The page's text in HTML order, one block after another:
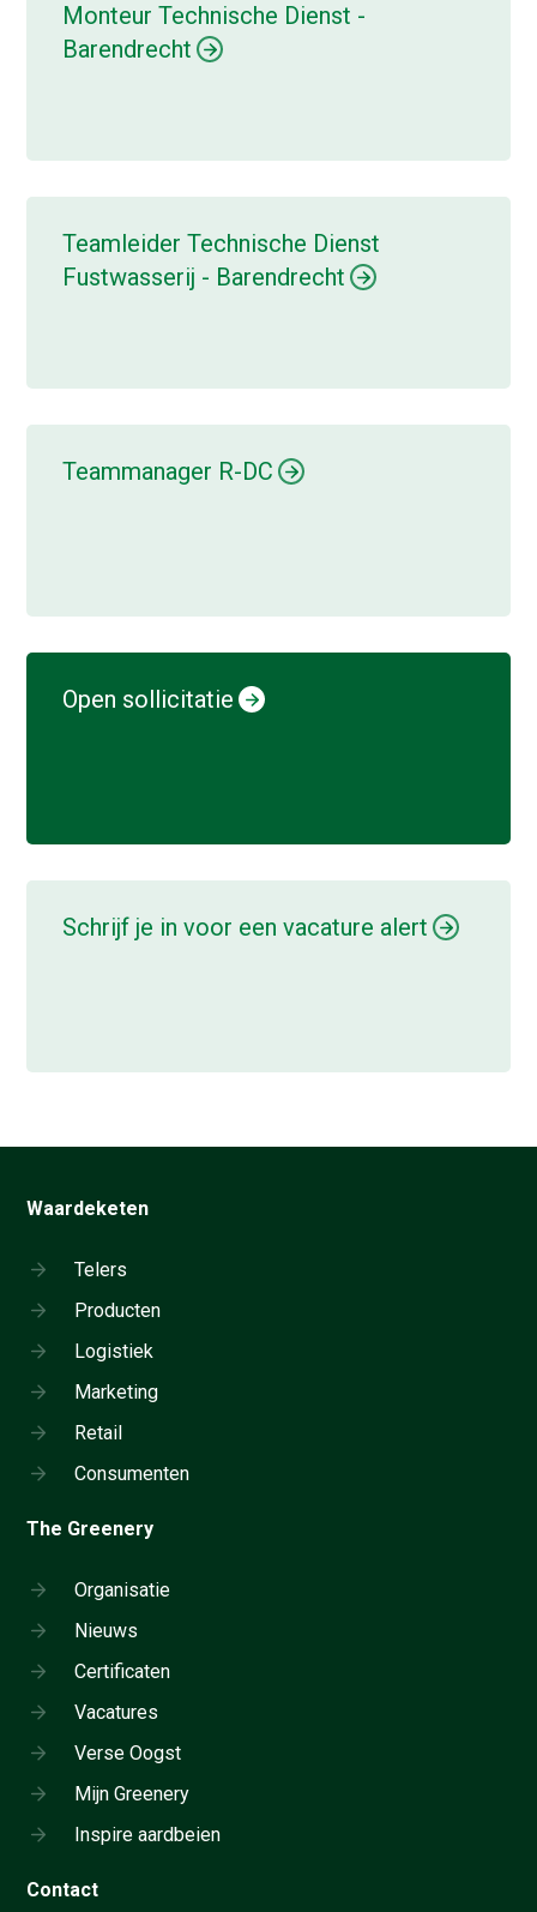
Monteur Technische Dienst -
Barendrecht
Teamleider Technische Dienst
Fustwasserij - Barendrecht
Teammanager R-DC
Open sollicitatie
Schrijf je in voor een vacature alert
Waardeketen
Telers
Producten
Logistiek
Marketing
Retail
Consumenten
The Greenery
Organisatie
Nieuws
Certificaten
Vacatures
Verse Oogst
Mijn Greenery
Inspire aardbeien
Contact